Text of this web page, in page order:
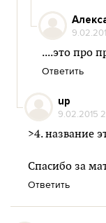
....это про
Ответить
up
9.02.2015
>4. название
Спасибо за
Ответить